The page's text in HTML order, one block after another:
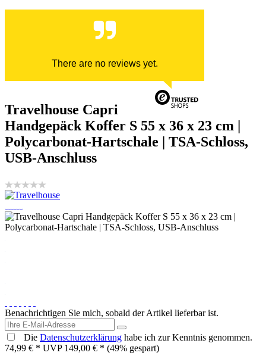
There are no reviews yet.
Travelhouse Capri
Handgepäck Koffer S 55 x 36 x 23 cm |
Polycarbonat-Hartschale | TSA-Schloss,
USB-Anschluss
Benachrichtigen Sie mich, sobald der Artikel lieferbar ist.
Die Datenschutzerklärung habe ich zur Kenntnis genommen.
74,99 € * UVP 149,00 € * (49% gespart)